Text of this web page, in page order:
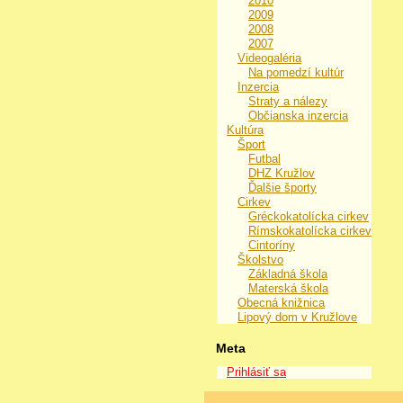
2009
2008
2007
Videogaléria
Na pomedzí kultúr
Inzercia
Straty a nálezy
Občianska inzercia
Kultúra
Šport
Futbal
DHZ Kružlov
Ďalšie športy
Cirkev
Gréckokatolícka cirkev
Rímskokatolícka cirkev
Cintoríny
Školstvo
Základná škola
Materská škola
Obecná knižnica
Lipový dom v Kružlove
Meta
Prihlásiť sa